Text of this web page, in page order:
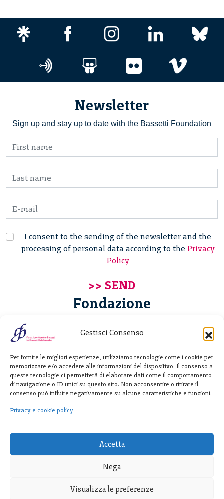
Gestisci Consenso
Per fornire le migliori esperienze, utilizziamo tecnologie come i cookie per
memorizzare e/o accedere alle informazioni del dispositivo. Il consenso a
queste tecnologie ci permetterà di elaborare dati come il comportamento
di navigazione o ID unici su questo sito. Non acconsentire o ritirare il
consenso può influire negativamente su alcune caratteristiche e funzioni.
Privacy e cookie policy
Accetta
Nega
Visualizza le preferenze
Newsletter
Sign up and stay up to date with the Bassetti Foundation
I consent to the sending of the newsletter and the
processing of personal data according to the Privacy
Policy
Fondazione
Giannino Bassetti ETS
20122 Milano - Italia
T. +39 02 781933
F. + 39 02 76392030
info@fondazionebassetti.org
p.i. 12520270153